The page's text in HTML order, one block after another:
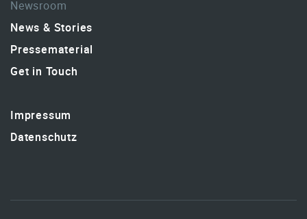
Newsroom
News & Stories
Pressematerial
Get in Touch
Impressum
Datenschutz